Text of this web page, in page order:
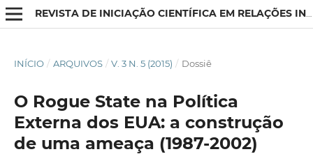
REVISTA DE INICIAÇÃO CIENTÍFICA EM RELAÇÕES INTERNACIONAIS
INÍCIO / ARQUIVOS / V. 3 N. 5 (2015) / Dossiê
O Rogue State na Política
Externa dos EUA: a construção
de uma ameaça (1987-2002)